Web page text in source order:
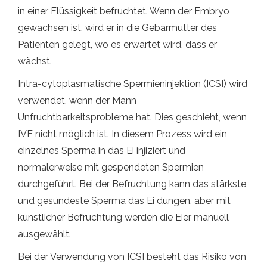
in einer Flüssigkeit befruchtet. Wenn der Embryo
gewachsen ist, wird er in die Gebärmutter des
Patienten gelegt, wo es erwartet wird, dass er
wächst.
Intra-cytoplasmatische Spermieninjektion (ICSI) wird
verwendet, wenn der Mann
Unfruchtbarkeitsprobleme hat. Dies geschieht, wenn
IVF nicht möglich ist. In diesem Prozess wird ein
einzelnes Sperma in das Ei injiziert und
normalerweise mit gespendeten Spermien
durchgeführt. Bei der Befruchtung kann das stärkste
und gesündeste Sperma das Ei düngen, aber mit
künstlicher Befruchtung werden die Eier manuell
ausgewählt.
Bei der Verwendung von ICSI besteht das Risiko von